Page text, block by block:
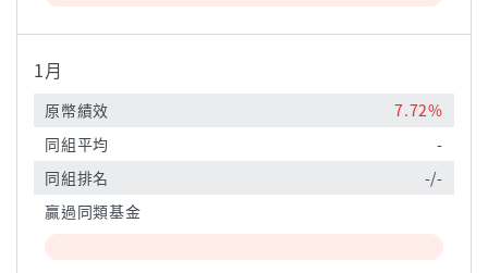
1月
原幣績效
7.72%
同組平均
-
同組排名
-/-
贏過同類基金